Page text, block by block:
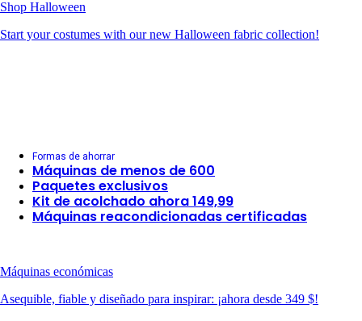
Shop Halloween
Start your costumes with our new Halloween fabric collection!
Formas de ahorrar
Máquinas de menos de 600
Paquetes exclusivos
Kit de acolchado ahora 149,99
Máquinas reacondicionadas certificadas
Máquinas económicas
Asequible, fiable y diseñado para inspirar: ¡ahora desde 349 $!